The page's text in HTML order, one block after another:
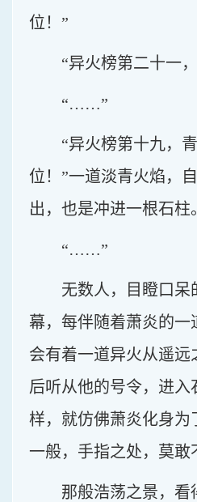
位！”
“异火榜第二十一
“……”
“异火榜第十九，
位！”一道淡青火焰，
出，也是冲进一根石柱。
“……”
无数人，目瞪口呆
幕，每伴随着萧炎的一
会有着一道异火从遥远
后听从他的号令，进入
样，就仿佛萧炎化身为
一般，手指之处，莫敢
那般浩荡之景，看